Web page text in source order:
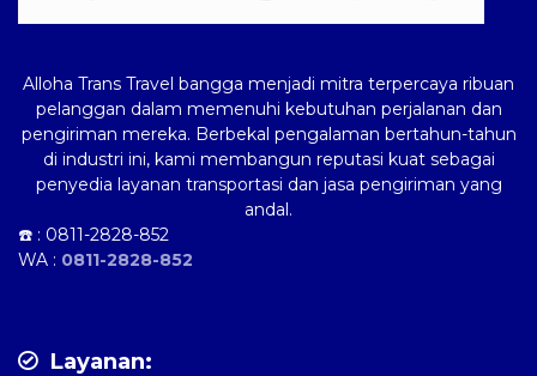
Alloha Trans Travel bangga menjadi mitra terpercaya ribuan
pelanggan dalam memenuhi kebutuhan perjalanan dan
pengiriman mereka. Berbekal pengalaman bertahun-tahun
di industri ini, kami membangun reputasi kuat sebagai
penyedia layanan transportasi dan jasa pengiriman yang
andal.
☎️ : 0811-2828-852
WA : 0811-2828-852
Layanan: